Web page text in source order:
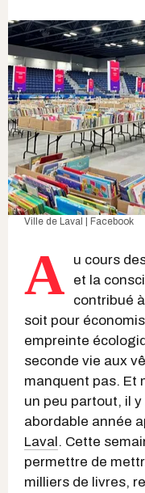
Ville de Laval | Facebook
A
u cours
et la
contribué
soit pour
empreinte
seconde vie aux
manquent pas. Et
un peu partout, il
abordable année
Laval. Cette
permettre de
milliers de livres,